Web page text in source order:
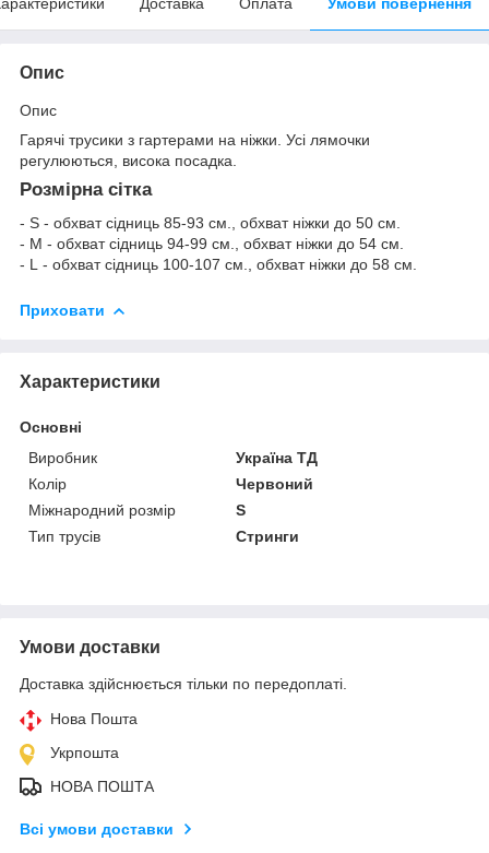
Опис
Опис
Гарячі трусики з гартерами на ніжки. Усі лямочки
регулюються, висока посадка.
Розмірна сітка
- S - обхват сідниць 85-93 см., обхват ніжки до 50 см.
- M - обхват сідниць 94-99 см., обхват ніжки до 54 см.
- L - обхват сідниць 100-107 см., обхват ніжки до 58 см.
Приховати
Характеристики
Основні
Виробник
Україна ТД
Колір
Червоний
Міжнародний розмір
S
Тип трусів
Стринги
Умови доставки
Доставка здійснюється тільки по передоплаті.
Нова Пошта
Укрпошта
НОВА ПОШТА
Всі умови доставки